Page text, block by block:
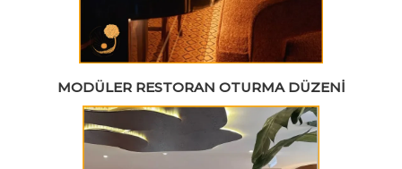
MODÜLER RESTORAN OTURMA DÜZENI